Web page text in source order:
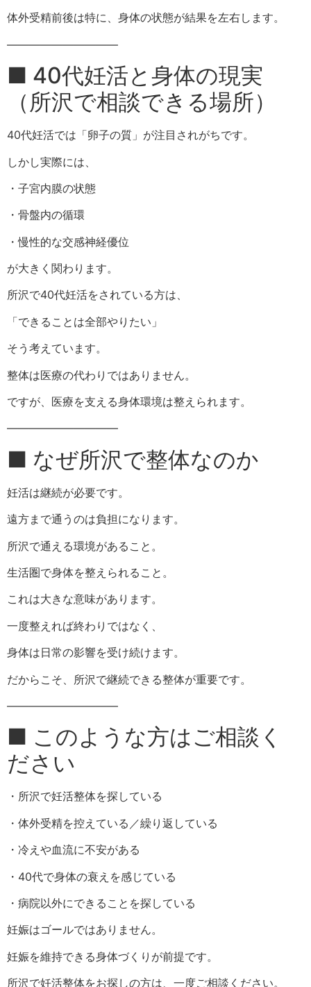
体外受精前後は特に、身体の状態が結果を左右します。
――――――――――
■ 40代妊活と身体の現実
（所沢で相談できる場所）
40代妊活では「卵子の質」が注目されがちです。
しかし実際には、
・子宮内膜の状態
・骨盤内の循環
・慢性的な交感神経優位
が大きく関わります。
所沢で40代妊活をされている方は、
「できることは全部やりたい」
そう考えています。
整体は医療の代わりではありません。
ですが、医療を支える身体環境は整えられます。
――――――――――
■ なぜ所沢で整体なのか
妊活は継続が必要です。
遠方まで通うのは負担になります。
所沢で通える環境があること。
生活圏で身体を整えられること。
これは大きな意味があります。
一度整えれば終わりではなく、
身体は日常の影響を受け続けます。
だからこそ、所沢で継続できる整体が重要です。
――――――――――
■ このような方はご相談く
ださい
・所沢で妊活整体を探している
・体外受精を控えている／繰り返している
・冷えや血流に不安がある
・40代で身体の衰えを感じている
・病院以外にできることを探している
妊娠はゴールではありません。
妊娠を維持できる身体づくりが前提です。
所沢で妊活整体をお探しの方は、一度ご相談ください。